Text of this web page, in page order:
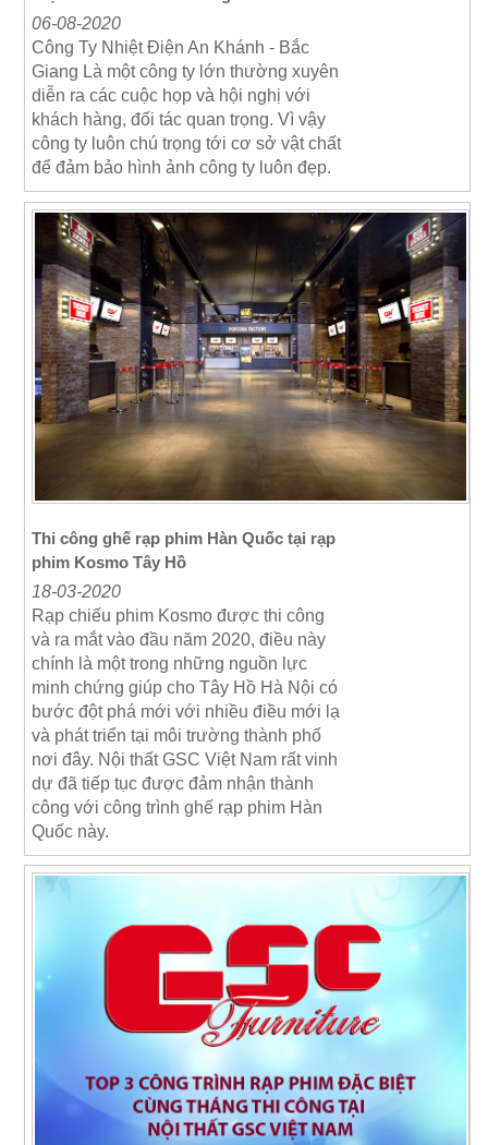
06-08-2020
Công Ty Nhiệt Điện An Khánh - Bắc
Giang Là một công ty lớn thường xuyên
diễn ra các cuộc họp và hội nghị với
khách hàng, đối tác quan trọng. Vì vậy
công ty luôn chú trọng tới cơ sở vật chất
để đảm bảo hình ảnh công ty luôn đẹp.
Thi công ghế rạp phim Hàn Quốc tại rạp
phim Kosmo Tây Hồ
18-03-2020
Rạp chiếu phim Kosmo được thi công
và ra mắt vào đầu năm 2020, điều này
chính là một trong những nguồn lực
minh chứng giúp cho Tây Hồ Hà Nội có
bước đột phá mới với nhiều điều mới lạ
và phát triển tại môi trường thành phố
nơi đây. Nội thất GSC Việt Nam rất vinh
dự đã tiếp tục được đảm nhận thành
công với công trình ghế rạp phim Hàn
Quốc này.